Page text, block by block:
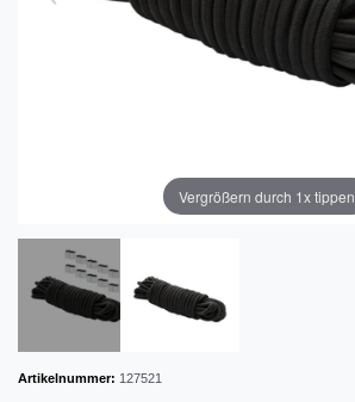
Vergrößern durch 1x tippen
Artikelnummer: 127521